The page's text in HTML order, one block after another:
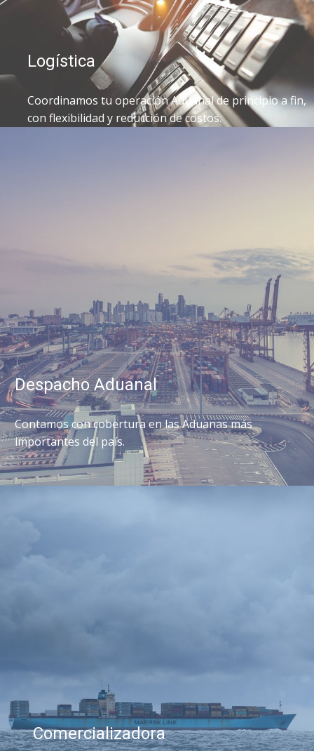
Logística
Coordinamos tu operación Aduanal de principio a fin,
con flexibilidad y reducción de costos.
Despacho Aduanal
Contamos con cobertura en las Aduanas más
importantes del país.
Comercializadora